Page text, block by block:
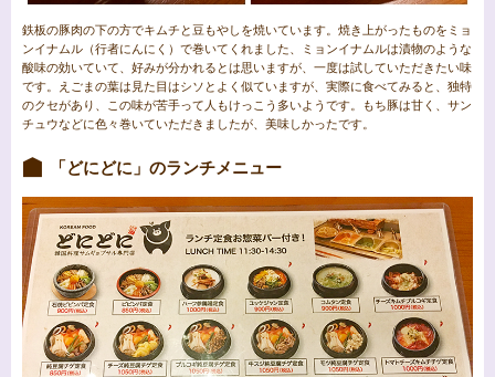
鉄板の豚肉の下の方でキムチと豆もやしを焼いています。焼き上がったものをミョ
ンイナムル（行者にんにく）で巻いてくれました、ミョンイナムルは漬物のような
酸味の効いていて、好みが分かれるとは思いますが、一度は試していただきたい味
です。えごまの葉は見た目はシソとよく似ていますが、実際に食べてみると、独特
のクセがあり、この味が苦手って人もけっこう多いようです。もち豚は甘く、サン
チュウなどに色々巻いていただきましたが、美味しかったです。
「どにどに」のランチメニュー